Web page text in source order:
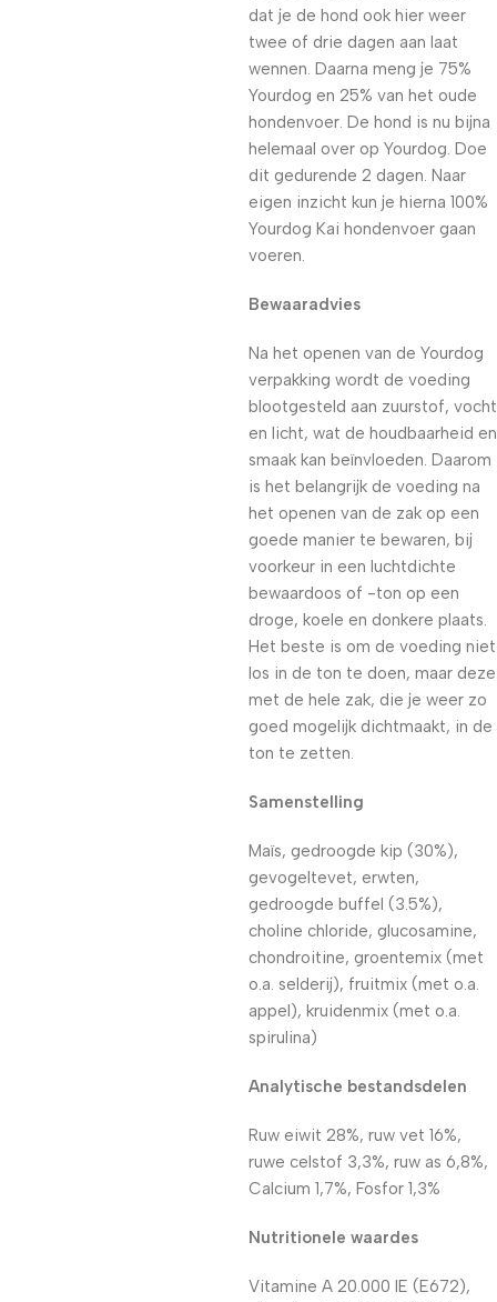
dat je de hond ook hier weer
twee of drie dagen aan laat
wennen. Daarna meng je 75%
Yourdog en 25% van het oude
hondenvoer. De hond is nu bijna
helemaal over op Yourdog. Doe
dit gedurende 2 dagen. Naar
eigen inzicht kun je hierna 100%
Yourdog Kai hondenvoer gaan
voeren.
Bewaaradvies
Na het openen van de Yourdog
verpakking wordt de voeding
blootgesteld aan zuurstof, vocht
en licht, wat de houdbaarheid en
smaak kan beïnvloeden. Daarom
is het belangrijk de voeding na
het openen van de zak op een
goede manier te bewaren, bij
voorkeur in een luchtdichte
bewaardoos of -ton op een
droge, koele en donkere plaats.
Het beste is om de voeding niet
los in de ton te doen, maar deze
met de hele zak, die je weer zo
goed mogelijk dichtmaakt, in de
ton te zetten.
Samenstelling
Maïs, gedroogde kip (30%),
gevogeltevet, erwten,
gedroogde buffel (3.5%),
choline chloride, glucosamine,
chondroitine, groentemix (met
o.a. selderij), fruitmix (met o.a.
appel), kruidenmix (met o.a.
spirulina)
Analytische bestandsdelen
Ruw eiwit 28%, ruw vet 16%,
ruwe celstof 3,3%, ruw as 6,8%,
Calcium 1,7%, Fosfor 1,3%
Nutritionele waardes
Vitamine A 20.000 IE (E672),